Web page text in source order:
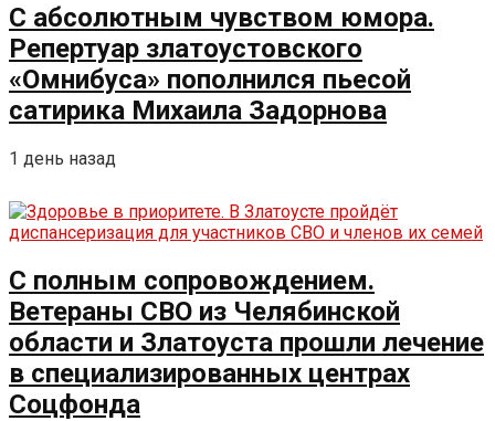
С абсолютным чувством юмора.
Репертуар златоустовского
«Омнибуса» пополнился пьесой
сатирика Михаила Задорнова
1 день назад
С полным сопровождением.
Ветераны СВО из Челябинской
области и Златоуста прошли лечение
в специализированных центрах
Соцфонда